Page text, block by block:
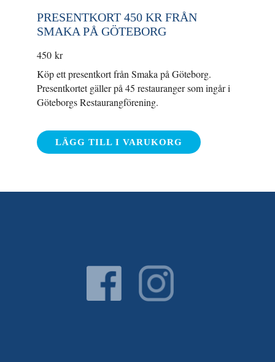
PRESENTKORT 450 KR FRÅN
SMAKA PÅ GÖTEBORG
450 kr
Köp ett presentkort från Smaka på Göteborg.
Presentkortet gäller på 45 restauranger som ingår i
Göteborgs Restaurangförening.
LÄGG TILL I VARUKORG